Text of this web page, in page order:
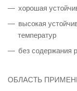
хорошая
высокая
температур
без содержания
ОБЛАСТЬ